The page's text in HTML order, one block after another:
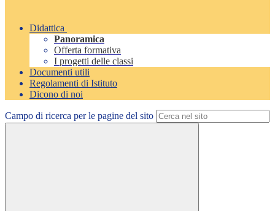
Didattica
Panoramica
Offerta formativa
I progetti delle classi
Documenti utili
Regolamenti di Istituto
Dicono di noi
Campo di ricerca per le pagine del sito